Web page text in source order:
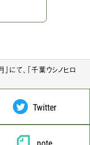
にて、「千葉ウシノヒロ
Twitter